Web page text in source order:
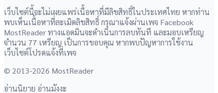
เว็บไซต์นี้จะไม่เผยแพร่เนื้อหาที่มีลิขสิทธิ์ในประเทศไทย หากท่าน
พบเห็นเนื้อหาที่ละเมิดลิขสิทธิ์ กรุณาแจ้งผ่านเพจ Facebook
MostReader ทางแอดมินจะดำเนินการลบทันที และมอบเหรียญ
จำนวน 77 เหรียญ เป็นการขอบคุณ หากพบปัญหาการใช้งาน
เว็บไซต์โปรดแจ้งที่เพจ
© 2013-2026 MostReader
อ่านนิยาย อ่านมังงะ